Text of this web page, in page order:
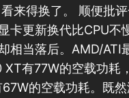
来得换了。 顺便批
卡更新换代比CPU不
相当落后。AMD/ATI
有77W的空载功耗
的空载功耗。既